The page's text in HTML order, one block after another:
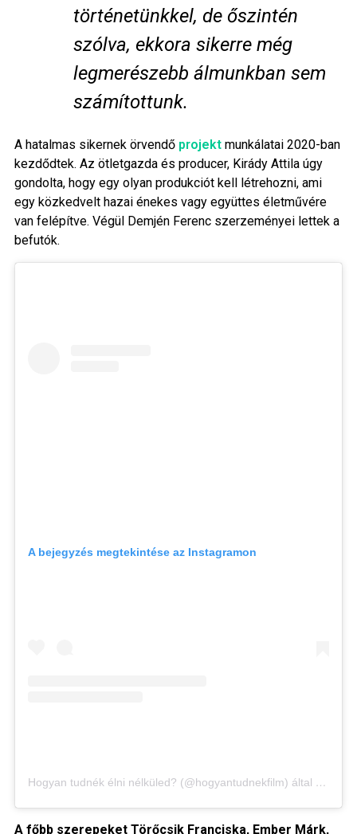
történetünkkel, de őszintén
szólva, ekkora sikerre még
legmerészebb álmunkban sem
számítottunk.
A hatalmas sikernek örvendő projektmunkálatai 2020-ban
kezdődtek. Az ötletgazda és producer, Kirády Attila úgy
gondolta, hogy egy olyan produkciót kell létrehozni, ami
egy közkedvelt hazai énekes vagy együttes életművére
van felépítve. Végül Demjén Ferenc szerzeményei lettek a
befutók.
A bejegyzés megtekintése az Instagramon
Hogyan tudnék élni nélküled? (@hogyantudnekfilm) által megosztott bejegyzés
A főbb szerepeket Törőcsik Franciska, Ember Márk,